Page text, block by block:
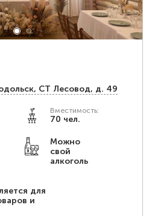
СТ Лесовод, д. 49
Вместимость:
70 чел.
Можно
свой
алкоголь
для
и